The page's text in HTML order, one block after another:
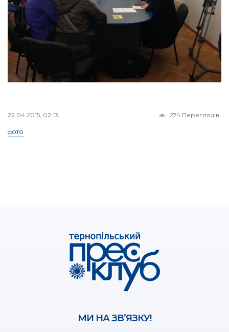
22.04.2015, 02:13 274 Переглядів
ФОТО
МИ НА ЗВ’ЯЗКУ!